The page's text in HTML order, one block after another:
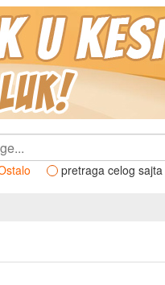
pretraga celog sajta